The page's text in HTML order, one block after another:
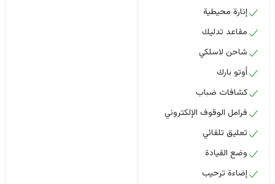
إنارة محيطية
مقاعد تدليك
شاحن لاسلكي
أوتو بارك
كشافات ضباب
فرامل الوقوف الإلكتروني
تعليق تلقائي
وضع القيادة
إضاءة ترحيب